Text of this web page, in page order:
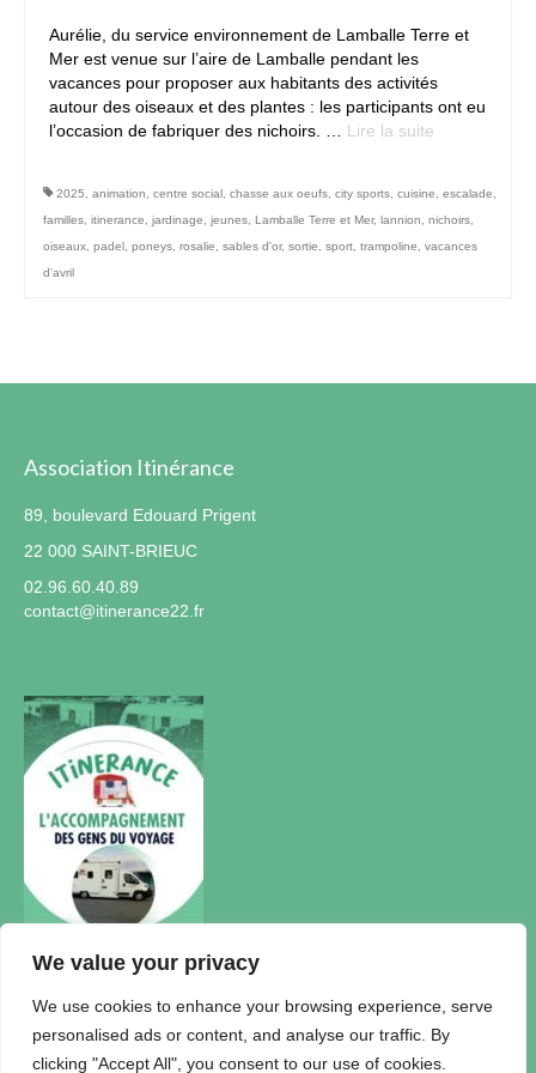
We value your privacy
We use cookies to enhance your browsing experience, serve
personalised ads or content, and analyse our traffic. By
clicking "Accept All", you consent to our use of cookies.
Contact
Aurélie, du service environnement de Lamballe Terre et
Mer est venue sur l’aire de Lamballe pendant les
vacances pour proposer aux habitants des activités
autour des oiseaux et des plantes : les participants ont eu
l’occasion de fabriquer des nichoirs. … Lire la suite­­
2025 animation centre social chasse aux oeufs city sports cuisine escalade
familles itinerance jardinage jeunes Lamballe Terre et Mer, lannion nichoirs
oiseaux padel poneys rosalie sables d'or, sortie sport trampoline
vacances
d'avril
Association Itinérance
89, boulevard Edouard Prigent
22 000 SAINT-BRIEUC
02.96.60.40.89
contact@itinerance22.fr
Actualités
Accueil Itinérance